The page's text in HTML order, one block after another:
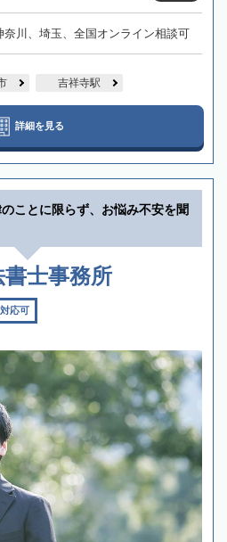
奈川、埼玉、全国オンライン相談可
吉祥寺駅
詳細を見る
のことに限らず、お悩み不安を聞
士事務所
応可